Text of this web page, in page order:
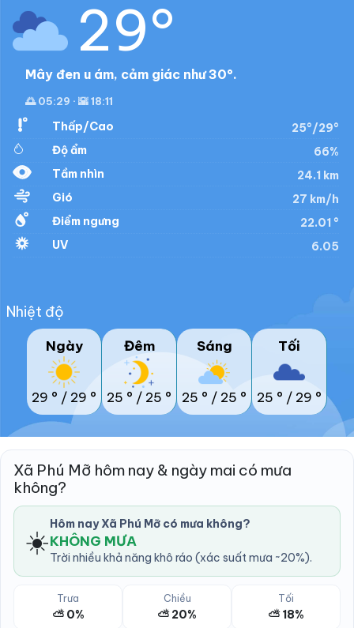
29°
Mây đen u ám, cảm giác như 30°.
🌅 05:29 · 🌇 18:11
Thấp/Cao
25°/29°
Độ ẩm
66%
Tầm nhìn
24.1 km
Gió
27 km/h
Điểm ngưng
22.01 °
UV
6.05
Nhiệt độ
Ngày
29 ° / 29 °
Đêm
25 ° / 25 °
Sáng
25 ° / 25 °
Tối
25 ° / 29 °
Xã Phú Mỡ hôm nay & ngày mai có mưa
không?
☀️ Hôm nay Xã Phú Mỡ có mưa không?
KHÔNG MƯA
Trời nhiều khả năng khô ráo (xác suất mưa ~20%).
Trưa
⛅ 0%
Chiều
⛅ 20%
Tối
⛅ 18%